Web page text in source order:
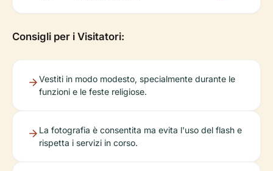
Consigli per i Visitatori:
Vestiti in modo modesto, specialmente durante le
funzioni e le feste religiose.
La fotografia è consentita ma evita l'uso del flash e
rispetta i servizi in corso.